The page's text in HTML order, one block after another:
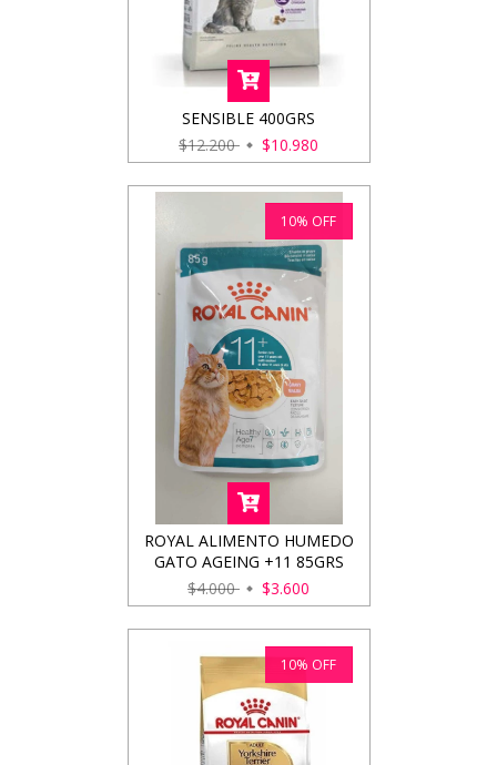
SENSIBLE 400GRS
$12.200
$10.980
10% OFF
ROYAL ALIMENTO HUMEDO
GATO AGEING +11 85GRS
$4.000
$3.600
10% OFF